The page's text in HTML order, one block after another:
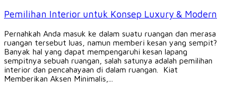
Pemilihan Interior untuk Konsep Luxury & Modern
Pernahkah Anda masuk ke dalam suatu ruangan dan merasa
ruangan tersebut luas, namun memberi kesan yang sempit?
Banyak hal yang dapat mempengaruhi kesan lapang
sempitnya sebuah ruangan, salah satunya adalah pemilihan
interior dan pencahayaan di dalam ruangan. Kiat
Memberikan Aksen Minimalis,...